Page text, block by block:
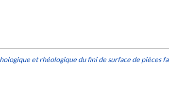
et rhéologique du fini de surface de pièces